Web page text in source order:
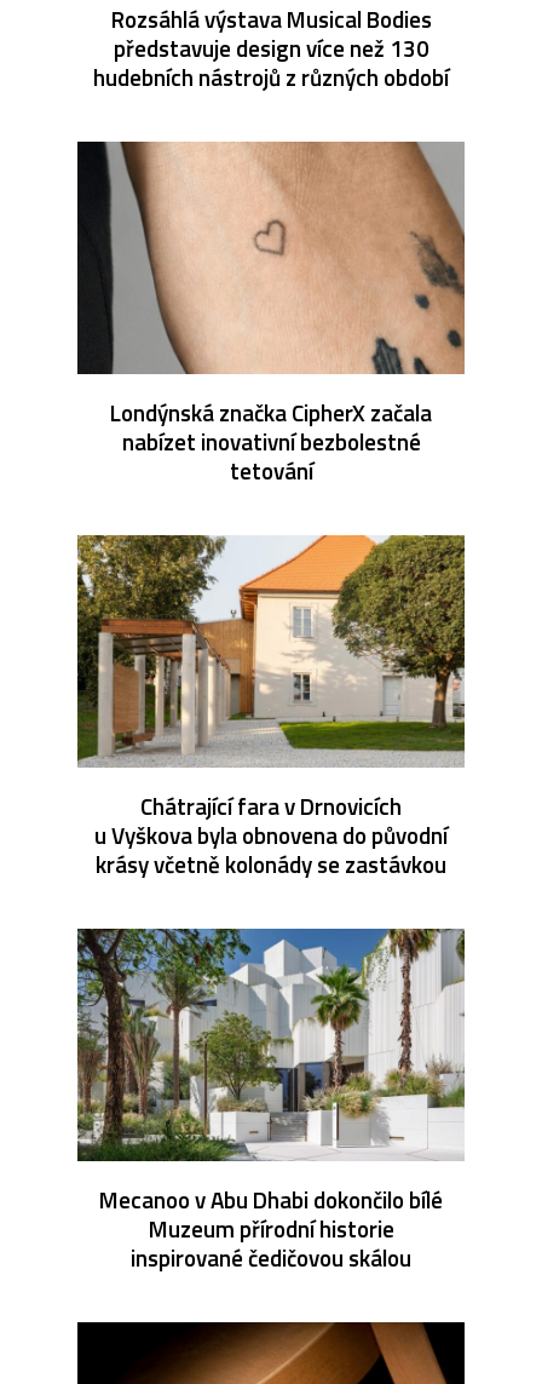
Rozsáhlá výstava Musical Bodies
představuje design více než 130
hudebních nástrojů z různých období
Londýnská značka CipherX začala
nabízet inovativní bezbolestné
tetování
Chátrající fara v Drnovicích
u Vyškova byla obnovena do původní
krásy včetně kolonády se zastávkou
Mecanoo v Abu Dhabi dokončilo bílé
Muzeum přírodní historie
inspirované čedičovou skálou